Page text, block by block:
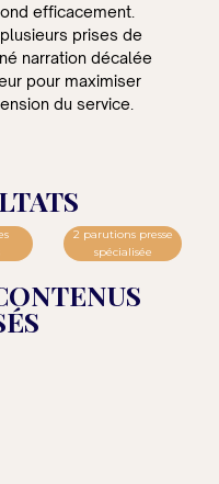
efficacement.
prises de
narration décalée
pour maximiser
du service.
2 parutions presse
spécialisée